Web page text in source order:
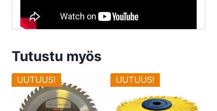
Tutustu myös
UUTUUS! UUTUUS!